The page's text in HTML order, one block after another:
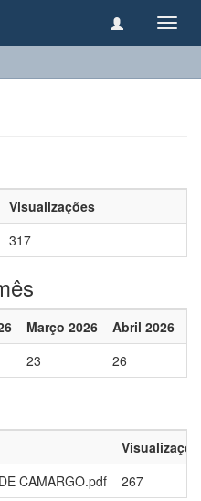
Visualizações
317
Março 2026 Abril 2026
23 26
CAMARGO.pdf
267